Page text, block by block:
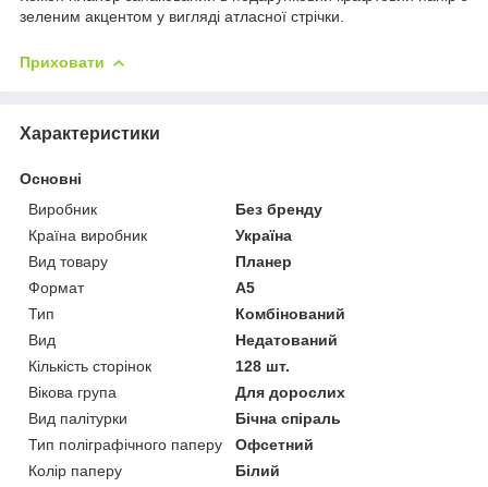
зеленим акцентом у вигляді атласної стрічки.
Приховати
Характеристики
Основні
Виробник
Без бренду
Країна виробник
Україна
Вид товару
Планер
Формат
A5
Тип
Комбінований
Вид
Недатований
Кількість сторінок
128 шт.
Вікова група
Для дорослих
Вид палітурки
Бічна спіраль
Тип поліграфічного паперу
Офсетний
Колір паперу
Білий